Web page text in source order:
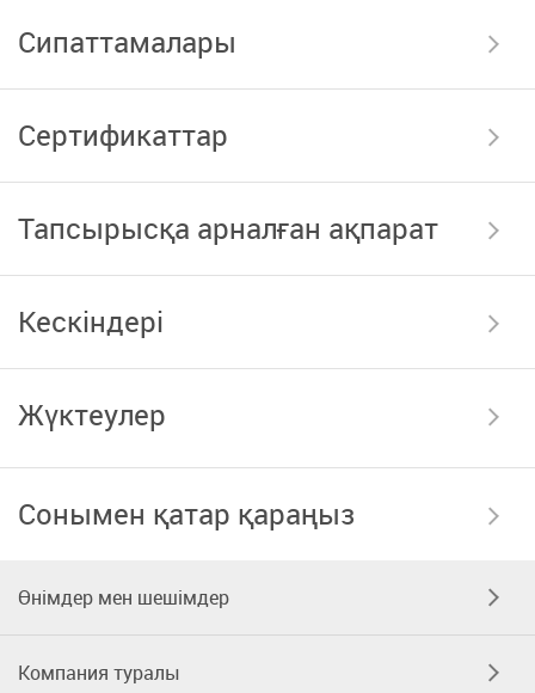
Сипаттамалары
Сертификаттар
Тапсырысқа арналған ақпарат
Кескіндері
Жүктеулер
Сонымен қатар қараңыз
Өнімдер мен шешімдер
Компания туралы